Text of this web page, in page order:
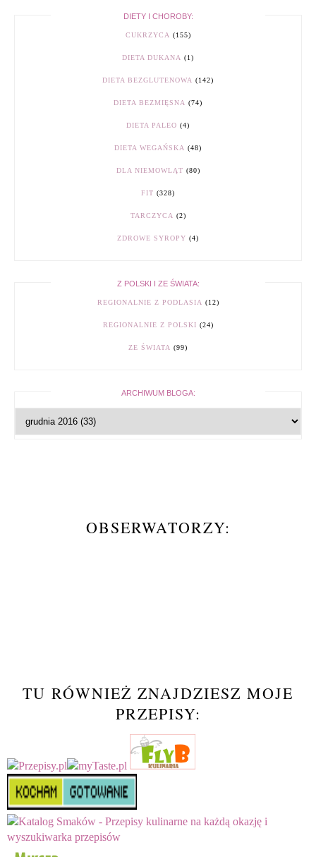
DIETY I CHOROBY:
CUKRZYCA (155)
DIETA DUKANA (1)
DIETA BEZGLUTENOWA (142)
DIETA BEZMIĘSNA (74)
DIETA PALEO (4)
DIETA WEGAŃSKA (48)
DLA NIEMOWLĄT (80)
FIT (328)
TARCZYCA (2)
ZDROWE SYROPY (4)
Z POLSKI I ZE ŚWIATA:
REGIONALNIE Z PODLASIA (12)
REGIONALNIE Z POLSKI (24)
ZE ŚWIATA (99)
ARCHIWUM BLOGA:
OBSERWATORZY:
TU RÓWNIEŻ ZNAJDZIESZ MOJE
PRZEPISY: